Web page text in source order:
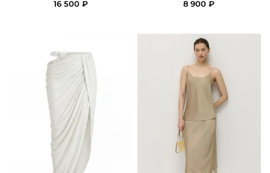
16 500 ₽
8 900 ₽